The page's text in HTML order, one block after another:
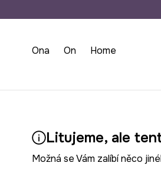
Ona On Home
Litujeme, ale
Možná se Vám zalíbí něco